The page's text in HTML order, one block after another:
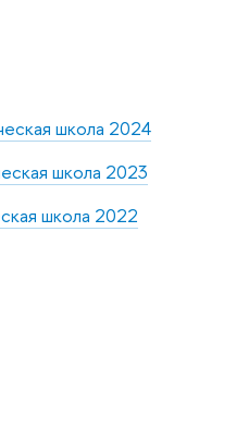
школа 2024
школа 2023
школа 2022